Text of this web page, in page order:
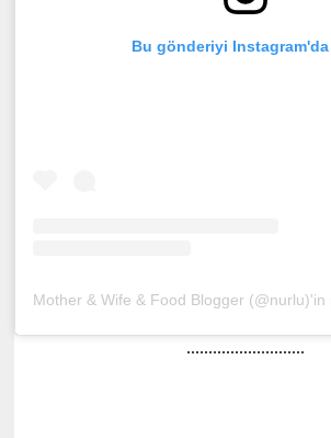
Bu gönderiyi
...........................